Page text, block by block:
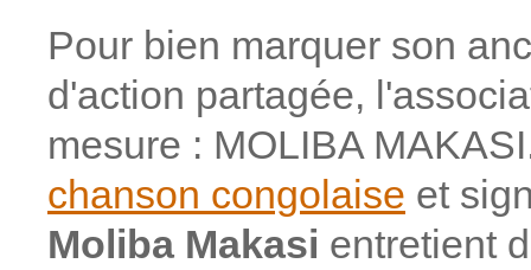
Pour bien marquer son
d'action partagée,
mesure : MOLIBA
chanson congolaise et
Moliba Makasi entretient